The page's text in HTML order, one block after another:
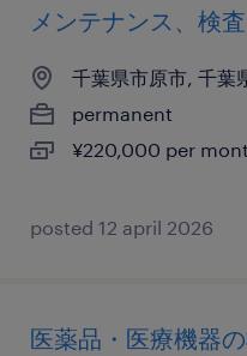
メンテナンス、検査
千葉県市原市, 千葉
permanent
¥220,000 per
posted 12 april 2026
医薬品・医療機器